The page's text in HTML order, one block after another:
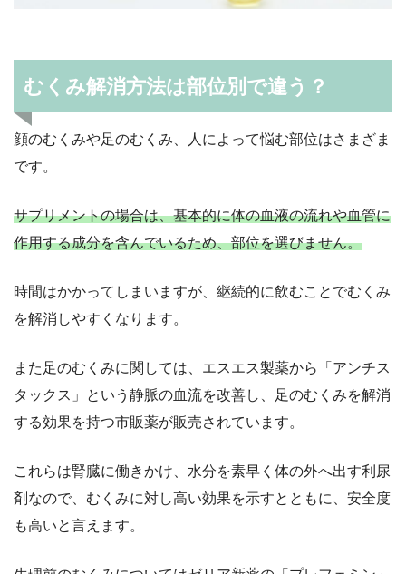
むくみ解消方法は部位別で違う？
顔のむくみや足のむくみ、人によって悩む部位はさまざま
です。
サプリメントの場合は、基本的に体の血液の流れや血管に
作用する成分を含んでいるため、部位を選びません。
時間はかかってしまいますが、継続的に飲むことでむくみ
を解消しやすくなります。
また足のむくみに関しては、エスエス製薬から「アンチス
タックス」という静脈の血流を改善し、足のむくみを解消
する効果を持つ市販薬が販売されています。
これらは腎臓に働きかけ、水分を素早く体の外へ出す利尿
剤なので、むくみに対し高い効果を示すとともに、安全度
も高いと言えます。